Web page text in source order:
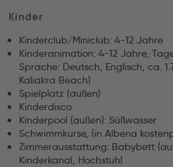
Kinder
Kinderclub/Miniclub: 4-12 Jahre
Kinderanimation: 4-12 Jahre,
Sprache: Deutsch, Englisch, ca.
Kaliakra Beach)
Spielplatz (außen)
Kinderdisco
Kinderpool (außen): Süßwasser
Schwimmkurse, (in Albena
Zimmerausstattung: Babybett
Kinderkanal, Hochstuhl